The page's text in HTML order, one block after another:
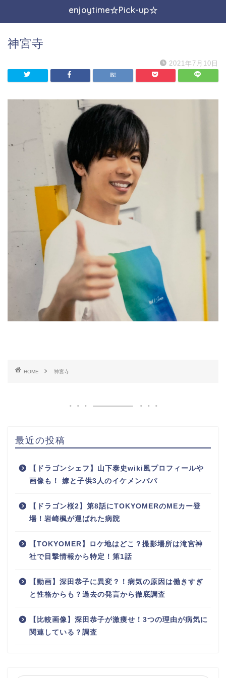
enjoytime☆Pick-up☆
神宮寺
2021年7月10日
HOME 神宮寺
最近の投稿
【ドラゴンシェフ】山下泰史wiki風プロフィールや
画像も！ 嫁と子供3人のイケメンパパ
【ドラゴン桜2】第8話にTOKYOMERのMEカー登
場！岩崎楓が運ばれた病院
【TOKYOMER】ロケ地はどこ？撮影場所は滝宮神
社で目撃情報から特定！第1話
【動画】深田恭子に異変？！病気の原因は働きすぎ
と性格からも？過去の発言から徹底調査
【比較画像】深田恭子が激痩せ！3つの理由が病気に
関連している？調査